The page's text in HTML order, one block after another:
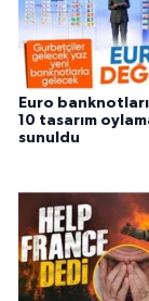
Euro
10 tasarım
sunuldu